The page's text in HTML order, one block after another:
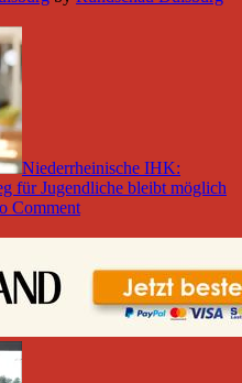
Niederrheinische IHK:
für Jugendliche bleibt möglich
Comment